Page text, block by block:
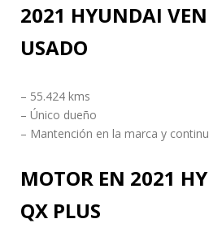
2021 HYUNDAI
USADO
– 55.424 kms
– Único dueño
– Mantención en la marca y
MOTOR EN 2021
QX PLUS